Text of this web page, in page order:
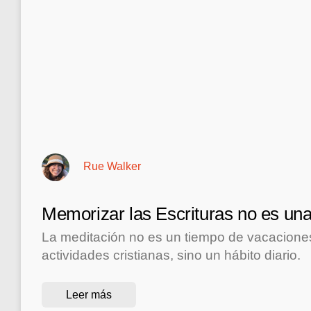
Memorizar las Escrituras no es
La meditación no es un tiempo de
actividades cristianas, sino un hábito diario.
Leer más
Rue Walker